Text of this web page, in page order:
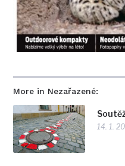
More in Nezařazené:
14. 1.